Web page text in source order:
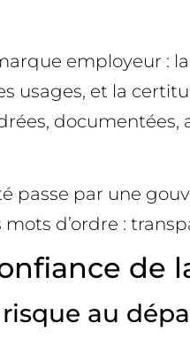
employeur :
usages, et la
passe par une
d’ordre :
de
risque au